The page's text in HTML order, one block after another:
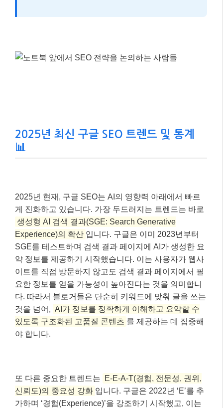
2025년 최신 구글 SEO 트렌드 및 통계
📊
2025년 현재, 구글 SEO는 AI의 영향력 아래에서 빠르
게 진화하고 있습니다. 가장 두드러지는 트렌드는 바로
생성형 AI 검색 결과(SGE: Search Generative
Experience)의 확산 입니다. 구글은 이미 2023년부터
SGE를 테스트하며 검색 결과 페이지에 AI가 생성한 요
약 정보를 제공하기 시작했습니다. 이는 사용자가 웹사
이트를 직접 방문하지 않고도 검색 결과 페이지에서 필
요한 정보를 얻을 가능성이 높아진다는 것을 의미합니
다. 따라서 블로거들은 단순히 키워드에 맞춰 글을 쓰는
것을 넘어, AI가 정보를 정확하게 이해하고 요약할 수
있도록 구조화된 고품질 콘텐츠 를 제공하는 데 집중해
야 합니다.
또 다른 중요한 트렌드는
E-E-A-T(경험, 전문성, 권위,
신뢰도)의 중요성 강화 입니다. 구글은 2022년 ‘E’를 추
가하며 ‘경험(Experience)’을 강조하기 시작했고, 이는